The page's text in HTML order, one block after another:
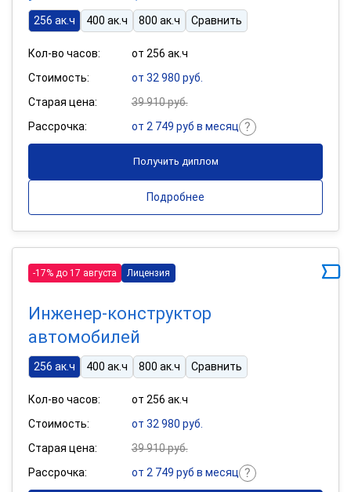
256 ак.ч 400 ак.ч 800 ак.ч Сравнить
Кол-во часов:
от 256 ак.ч
Стоимость:
от 32 980 руб.
Старая цена:
39 910 руб.
Рассрочка:
от 2 749 руб в месяц
Получить диплом
Подробнее
-17% до 17 августа Лицензия
Инженер-конструктор
автомобилей
256 ак.ч 400 ак.ч 800 ак.ч Сравнить
Кол-во часов:
от 256 ак.ч
Стоимость:
от 32 980 руб.
Старая цена:
39 910 руб.
Рассрочка:
от 2 749 руб в месяц